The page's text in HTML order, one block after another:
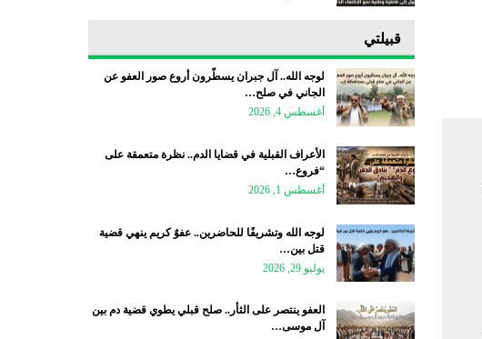
قبيلتي
لوجه الله.. آل جبران يسطّرون أروع صور العفو عن
الجاني في صلح…
أغسطس 4, 2026
الأعراف القبلية في قضايا الدم.. نظرة متعمقة على
“فروع…
أغسطس 1, 2026
لوجه الله وتشريفًا للحاضرين.. عفوٌ كريم ينهي قضية
قتل بين…
يوليو 29, 2026
العفو ينتصر على الثأر.. صلح قبلي يطوي قضية دم بين
آل موسى…